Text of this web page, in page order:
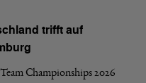
trifft auf
Championships 2026